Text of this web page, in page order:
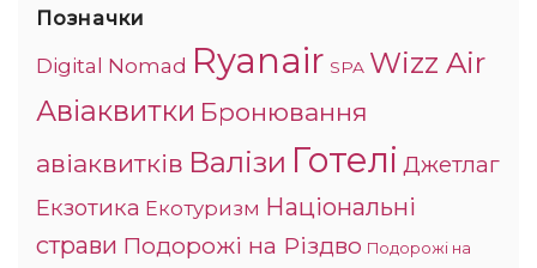
Позначки
Digital Nomad Ryanair SPA Wizz Air
Авіаквитки Бронювання
авіаквитків Валізи Готелі Джетлаг
Екзотика Екотуризм Національні
страви Подорожі на Різдво Подорожі на